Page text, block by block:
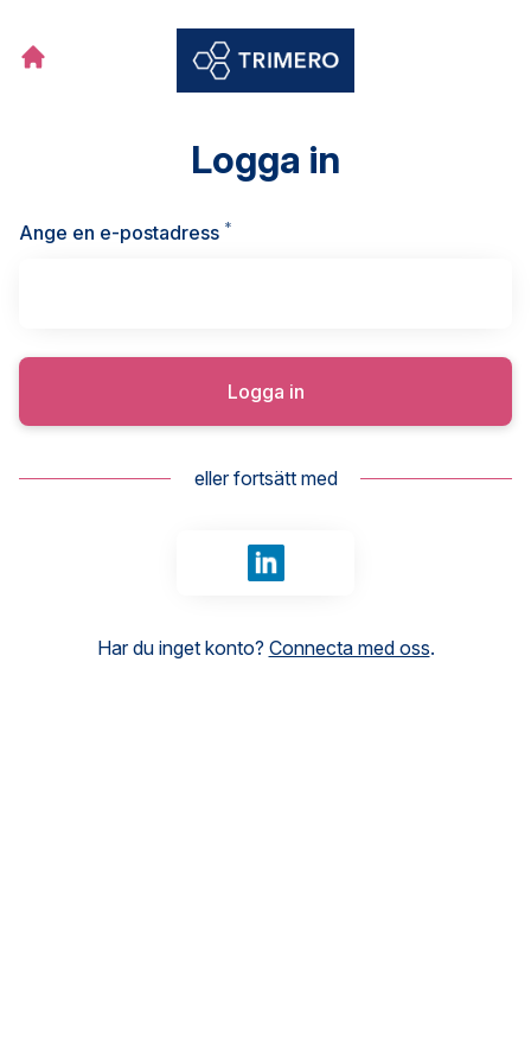
Logga in
Ange en e-postadress *
Logga in
eller fortsätt med
Logga in med LinkedIn
Har du inget konto? Connecta med oss.